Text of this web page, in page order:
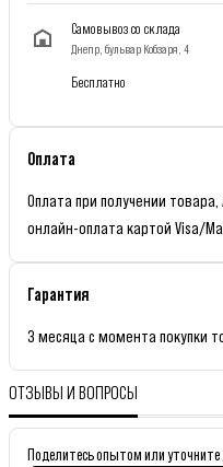
Самовывоз со склада
Днепр, бульвар Кобзаря, 4
Бесплатно
Оплата
Оплата при получении товара,
онлайн-оплата картой Visa/
Гарантия
3 месяца с момента покупки
ОТЗЫВЫ И ВОПРОСЫ
Поделитесь опытом или уточните